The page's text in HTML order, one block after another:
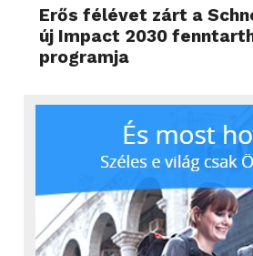
Erős félévet zárt a
új Impact 2030
programja